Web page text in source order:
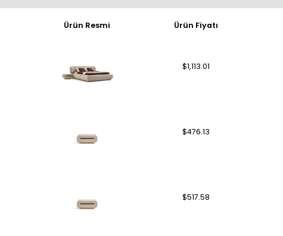
Ürün Resmi Ürün Fiyatı
$1,113.01
$476.13
$517.58